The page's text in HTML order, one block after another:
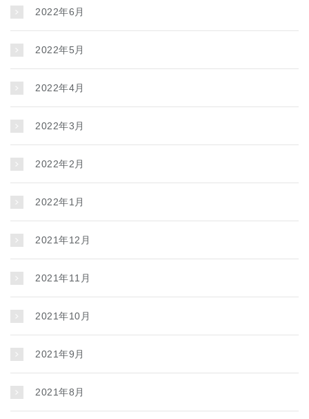
2022年6月
2022年5月
2022年4月
2022年3月
2022年2月
2022年1月
2021年12月
2021年11月
2021年10月
2021年9月
2021年8月